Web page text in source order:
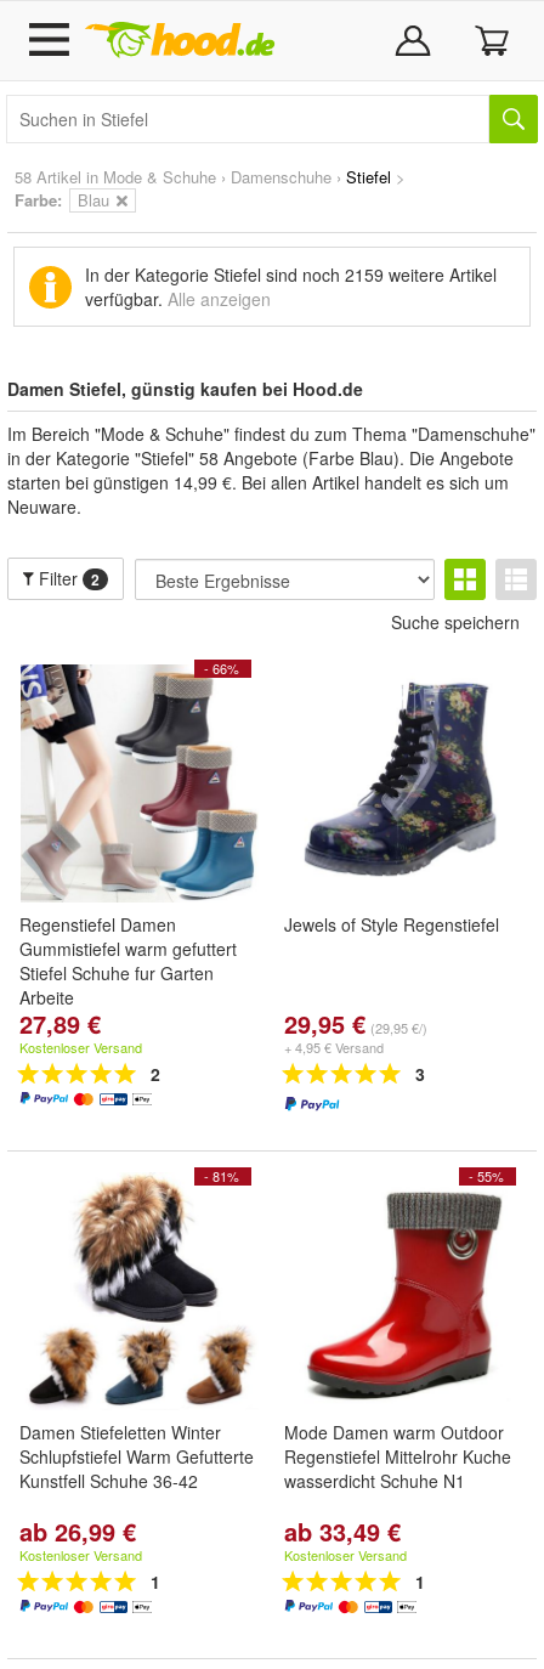
58 Artikel in Mode & Schuhe › Damenschuhe › Stiefel >
Farbe:
Blau
In der Kategorie Stiefel sind noch 2159 weitere Artikel
verfügbar. Alle anzeigen
Damen Stiefel, günstig kaufen bei Hood.de
Im Bereich "Mode & Schuhe" findest du zum Thema "Damenschuhe"
in der Kategorie "Stiefel" 58 Angebote (Farbe Blau). Die Angebote
starten bei günstigen 14,99 €. Bei allen Artikel handelt es sich um
Neuware.
Filter 2
Suche speichern
- 66%
Regenstiefel Damen
Gummistiefel warm gefuttert
Stiefel Schuhe fur Garten
Arbeite
27,89 €
Kostenloser Versand
2
Jewels of Style Regenstiefel
29,95 € (29,95 €/)
+ 4,95 € Versand
3
- 81%
Damen Stiefeletten Winter
Schlupfstiefel Warm Gefutterte
Kunstfell Schuhe 36-42
ab 26,99 €
Kostenloser Versand
1
- 55%
Mode Damen warm Outdoor
Regenstiefel Mittelrohr Kuche
wasserdicht Schuhe N1
ab 33,49 €
Kostenloser Versand
1